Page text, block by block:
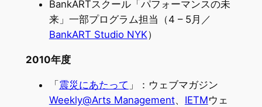
BankARTスクール「パフォーマンスの未
来」一部プログラム担当（4 – 5月／
BankART Studio NYK）
2010年度
「震災にあたって 」：ウェブマガジン
Weekly@Arts Management、 IETMウェ